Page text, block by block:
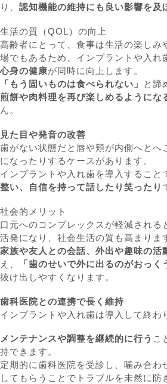
り、 認知機能の維持にも良い影響を及
生活の質（QOL）の向上
高齢者にとって、食事は生活の楽しみ
場でもあるため、インプラントや入れ
心身の健康が同時に向上します。
「もう固いものは食べられない」 と諦
煎餅や肉料理を再び楽しめるようにな
ん。
見た目や発音の改善
歯がない状態だと唇や頬が内側へとへ
になったりするケースがあります。
インプラントや入れ歯を導入すること
整い、自信を持って話したり笑ったり
社会的メリット
口元へのコンプレックスが軽減される
活発になり、社会生活の質も高まりま
家族や友人との会話、外出や趣味の活
え、
「歯のせいで外に出るのがおっく
抜け出しやすくなります。
歯科医院との連携で長く維持
インプラントや入れ歯は導入して終わ
メンテナンスや調整を継続的に行う こ
持できます。
定期的に歯科医院を受診し、噛み合わ
してもらうことでトラブルを未然に防